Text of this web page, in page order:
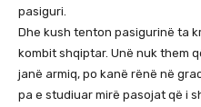
pasiguri.
Dhe kush tenton pasigurinë ta
kombit shqiptar. Unë nuk them
janë armiq, po kanë rënë në
pa e studiuar mirë pasojat që i